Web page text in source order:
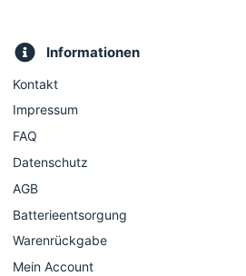
Informationen
Kontakt
Impressum
FAQ
Datenschutz
AGB
Batterieentsorgung
Warenrückgabe
Mein Account